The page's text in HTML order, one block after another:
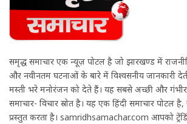
समृद्ध समाचार एक न्यूज़ पोर्टल है जो झारखण्ड में
और नवीनतम घटनाओं के बारे में विश्वसनीय जानकारी
मस्ती भरे मनोरंजन को देते हैं। यह सबसे अच्छी और गंभीर
समाचार- विचार स्रोत है। यह एक हिंदी समाचार पोर्टल
प्रस्तुत करता है। samridhsamachar.com आपको